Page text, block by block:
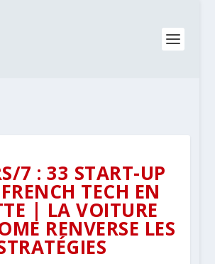
7 : 33 START-UP
TECH EN
| LA VOITURE
RENVERSE LES